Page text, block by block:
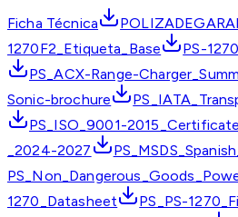
Ficha Técnica
1270F2_Etiqueta_Base
PS-
PS_ACX-Range-
Sonic-brochure
PS_ISO_9001-
_2024-2027
1270_Datasheet
PS_PS-